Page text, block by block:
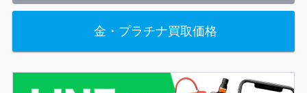
金・プラチナ買取価格